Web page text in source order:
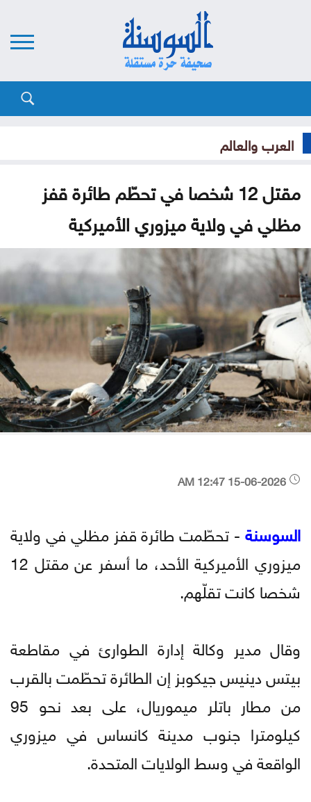
العرب والعالم
مقتل 12 شخصا في تحطّم طائرة قفز
مظلي في ولاية ميزوري الأميركية
السوسنة- تحطّمت طائرة قفز مظلي في ولاية
ميزوري الأميركية الأحد، ما أسفر عن مقتل 12
شخصا كانت تقلّهم.
وقال مدير وكالة إدارة الطوارئ في مقاطعة
بيتس دينيس جيكوبز إن الطائرة تحطّمت بالقرب
من مطار باتلر ميموريال، على بعد نحو 95
كيلومترا جنوب مدينة كانساس في ميزوري
الواقعة في وسط الولايات المتحدة.